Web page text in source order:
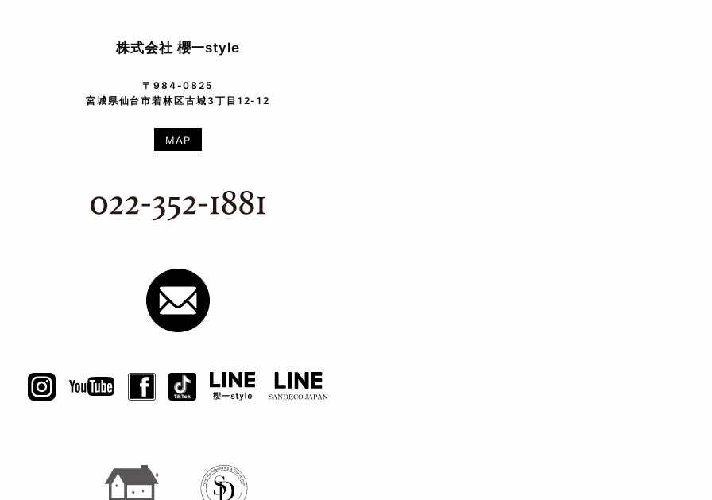
株式会社 櫻一style
〒984-0825
宮城県仙台市若林区古城3丁目12-12
MAP